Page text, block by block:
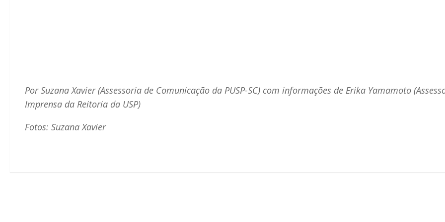
Por Suzana Xavier (Assessoria de Comunicação da PUSP-SC) com informações de Erika Yamamoto
Imprensa da Reitoria da USP)
Fotos: Suzana Xavier